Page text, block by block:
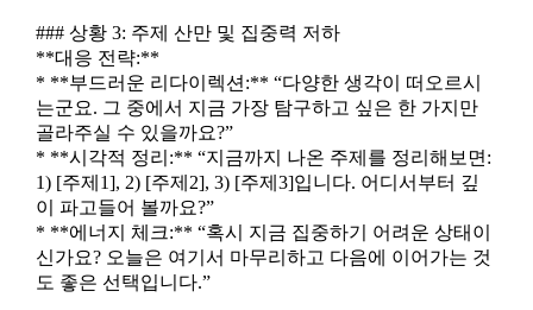
### 상황 3: 주제 산만 및 집중력 저하
**대응 전략:**
* **부드러운 리다이렉션:** “다양한 생각이 떠오르시
는군요. 그 중에서 지금 가장 탐구하고 싶은 한 가지만
골라주실 수 있을까요?”
* **시각적 정리:** “지금까지 나온 주제를 정리해보면:
1) [주제1], 2) [주제2], 3) [주제3]입니다. 어디서부터 깊
이 파고들어 볼까요?”
* **에너지 체크:** “혹시 지금 집중하기 어려운 상태이
신가요? 오늘은 여기서 마무리하고 다음에 이어가는 것
도 좋은 선택입니다.”